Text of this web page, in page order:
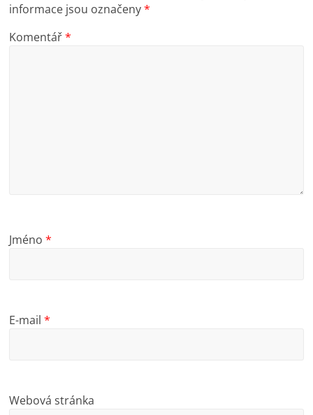
informace jsou označeny*
Komentář*
Jméno*
E-mail*
Webová stránka